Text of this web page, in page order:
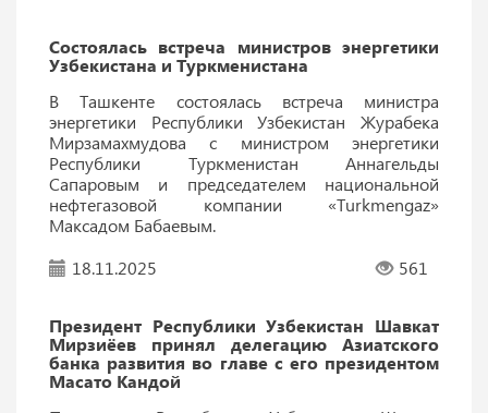
Состоялась встреча министров энергетики
Узбекистана и Туркменистана
В Ташкенте состоялась встреча министра
энергетики Республики Узбекистан Журабека
Мирзамахмудова с министром энергетики
Республики Туркменистан Аннагельды
Сапаровым и председателем национальной
нефтегазовой компании «Turkmengaz»
Максадом Бабаевым.
18.11.2025
561
Президент Республики Узбекистан Шавкат
Мирзиёев принял делегацию Азиатского
банка развития во главе с его президентом
Масато Кандой